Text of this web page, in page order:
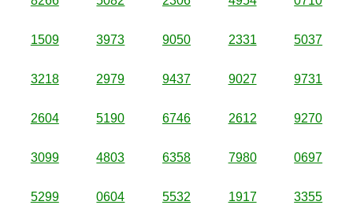
1509 3973 9050 2331 5037
3218 2979 9437 9027 9731
2604 5190 6746 2612 9270
3099 4803 6358 7980 0697
5299 0604 5532 1917 3355